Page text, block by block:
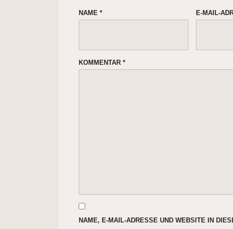
NAME * E-MAIL-
KOMMENTAR *
NAME, E-MAIL-ADRESSE UND WEBSITE IN